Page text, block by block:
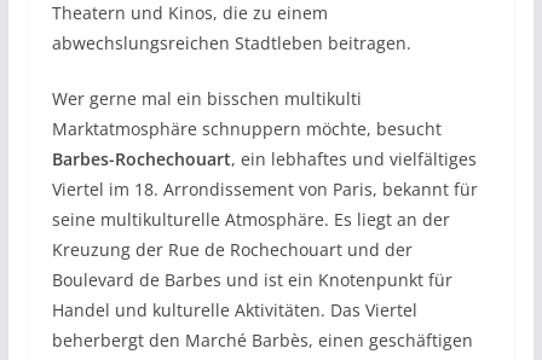
Theatern und Kinos, die zu einem
abwechslungsreichen Stadtleben beitragen.
Wer gerne mal ein bisschen multikulti
Marktatmosphäre schnuppern möchte, besucht
Barbes-Rochechouart, ein lebhaftes und vielfältiges
Viertel im 18. Arrondissement von Paris, bekannt für
seine multikulturelle Atmosphäre. Es liegt an der
Kreuzung der Rue de Rochechouart und der
Boulevard de Barbes und ist ein Knotenpunkt für
Handel und kulturelle Aktivitäten. Das Viertel
beherbergt den Marché Barbès, einen geschäftigen